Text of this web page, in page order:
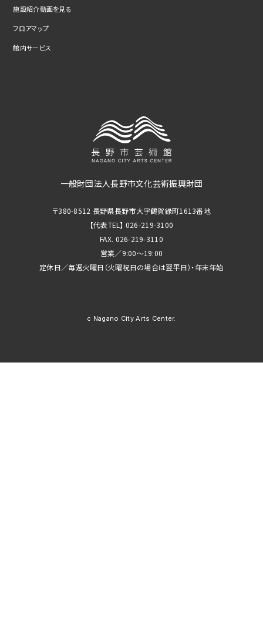
施設紹介動画を見る
フロアマップ
館内サービス
一般財団法人長野市文化芸術振興財団
〒380-8512 長野県長野市大字鶴賀緑町1613番地
【代表TEL】 026-219-3100
FAX. 026-219-3110
営業／9:00～19:00
定休日／毎週火曜日（火曜祝日の場合は翌平日）・年末年始
c Nagano City Arts Center.